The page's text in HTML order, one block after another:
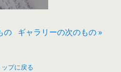
の ギャラリーの次のもの »
ップに戻る